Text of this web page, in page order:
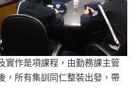
實作是項課程，由勤務課主管
，所有集訓同仁整裝出發，帶